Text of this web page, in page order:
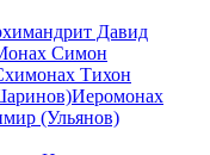
Давид
Симон
Тихон
Иеромонах
(Ульянов)